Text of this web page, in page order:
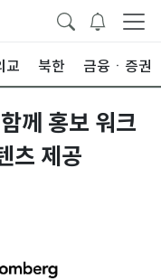
교 북한 금융ㆍ증권
께 홍보 워크
츠 제공